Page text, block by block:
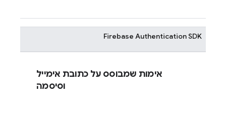
Firebase AuthenticationSDK
אימות שמבוסס על כתובת אימייל
וסיסמה